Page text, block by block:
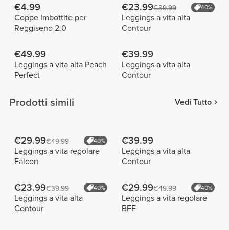
€4.99
Coppe Imbottite per
Reggiseno 2.0
€23.99€39.99 40%
Leggings a vita alta
Contour
€49.99
Leggings a vita alta Peach
Perfect
€39.99
Leggings a vita alta
Contour
Prodotti simili Vedi Tutto
€29.99€49.99 40%
Leggings a vita regolare
Falcon
€39.99
Leggings a vita alta
Contour
€23.99€39.99 40%
Leggings a vita alta
Contour
€29.99€49.99 40%
Leggings a vita regolare
BFF